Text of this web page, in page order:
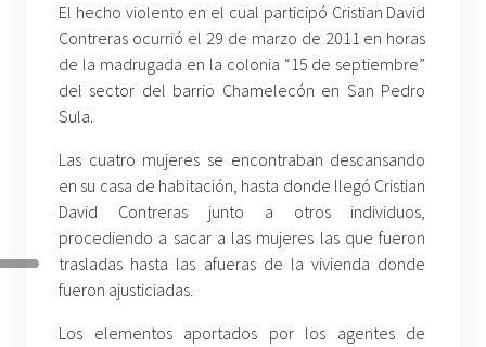
El hecho violento en el cual participó Cristian David
Contreras ocurrió el 29 de marzo de 2011 en horas
de la madrugada en la colonia “15 de septiembre”
del sector del barrio Chamelecón en San Pedro
Sula.
Las cuatro mujeres se encontraban descansando
en su casa de habitación, hasta donde llegó Cristian
David Contreras junto a otros individuos,
procediendo a sacar a las mujeres las que fueron
trasladas hasta las afueras de la vivienda donde
fueron ajusticiadas.
Los elementos aportados por los agentes de